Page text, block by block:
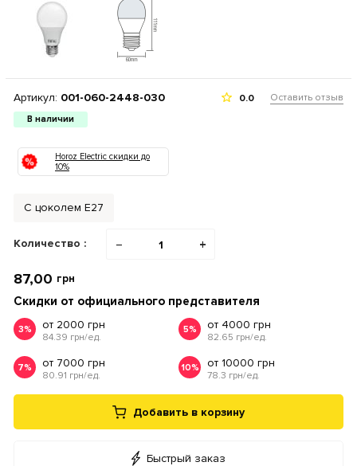
Артикул: 001-060-2448-030
В наличии
0.0 Оставить отзыв
Horoz Electric скидки до
10%
С цоколем Е27
Количество : − +
87,00 грн
Скидки от официального представителя
3% от 2000 грн
84.39 грн/ед.
5% от 4000 грн
82.65 грн/ед.
7% от 7000 грн
80.91 грн/ед.
10% от 10000 грн
78.3 грн/ед.
Добавить в корзину
Быстрый заказ